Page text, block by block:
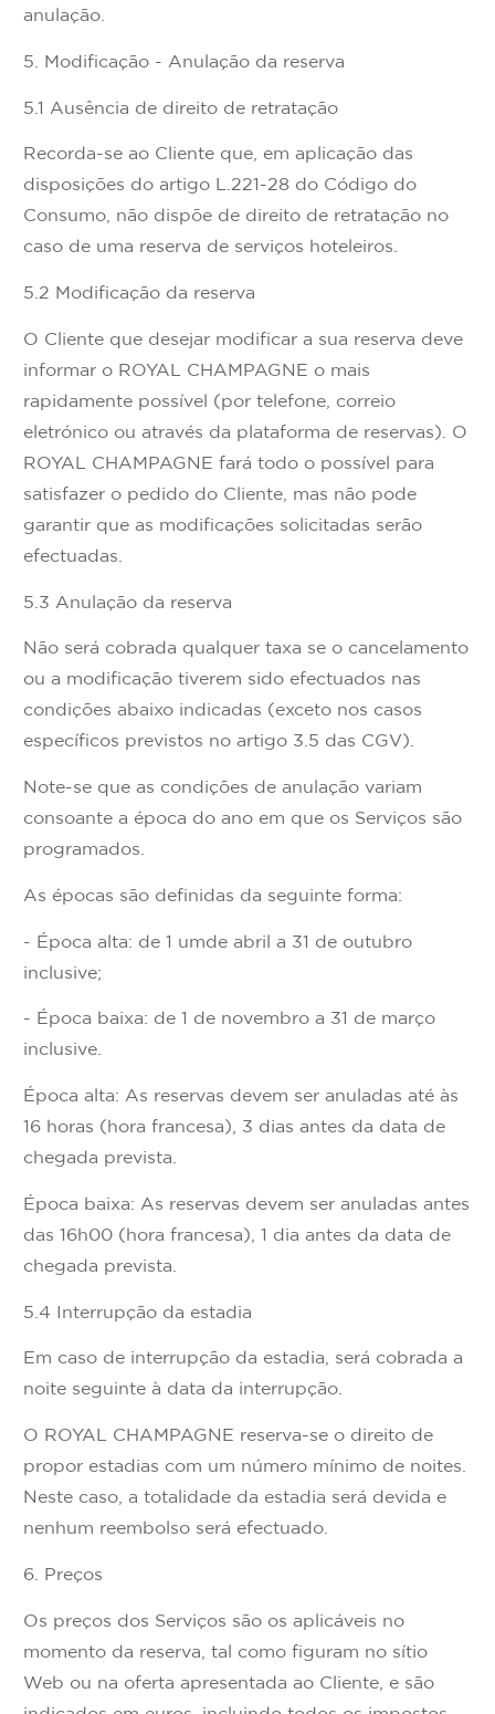
anulação.
5. Modificação - Anulação da reserva
5.1 Ausência de direito de retratação
Recorda-se ao Cliente que, em aplicação das
disposições do artigo L.221-28 do Código do
Consumo, não dispõe de direito de retratação no
caso de uma reserva de serviços hoteleiros.
5.2 Modificação da reserva
O Cliente que desejar modificar a sua reserva deve
informar o ROYAL CHAMPAGNE o mais
rapidamente possível (por telefone, correio
eletrónico ou através da plataforma de reservas). O
ROYAL CHAMPAGNE fará todo o possível para
satisfazer o pedido do Cliente, mas não pode
garantir que as modificações solicitadas serão
efectuadas.
5.3 Anulação da reserva
Não será cobrada qualquer taxa se o cancelamento
ou a modificação tiverem sido efectuados nas
condições abaixo indicadas (exceto nos casos
específicos previstos no artigo 3.5 das CGV).
Note-se que as condições de anulação variam
consoante a época do ano em que os Serviços são
programados.
As épocas são definidas da seguinte forma:
- Época alta: de 1 umde abril a 31 de outubro
inclusive;
- Época baixa: de 1 de novembro a 31 de março
inclusive.
Época alta: As reservas devem ser anuladas até às
16 horas (hora francesa), 3 dias antes da data de
chegada prevista.
Época baixa: As reservas devem ser anuladas antes
das 16h00 (hora francesa), 1 dia antes da data de
chegada prevista.
5.4 Interrupção da estadia
Em caso de interrupção da estadia, será cobrada a
noite seguinte à data da interrupção.
O ROYAL CHAMPAGNE reserva-se o direito de
propor estadias com um número mínimo de noites.
Neste caso, a totalidade da estadia será devida e
nenhum reembolso será efectuado.
6. Preços
Os preços dos Serviços são os aplicáveis no
momento da reserva, tal como figuram no sítio
Web ou na oferta apresentada ao Cliente, e são